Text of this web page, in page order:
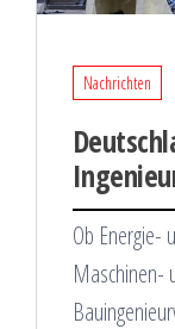
Nachrichten
Ob Energie-
Maschinen-